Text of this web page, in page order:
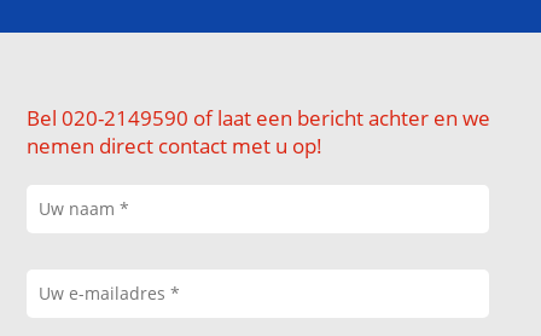
Bel 020-2149590 of laat een bericht achter en we
nemen direct contact met u op!